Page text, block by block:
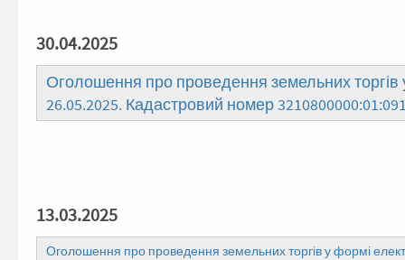
30.04.2025
Оголошення про проведення земельних
26.05.2025. Кадастровий номер
13.03.2025
Оголошення про проведення земельних торгів у формі